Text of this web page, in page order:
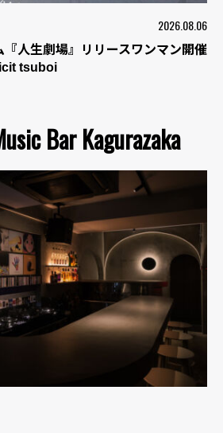
2026.08.06
人生劇場』リリースワンマン開催
tsuboi
Bar Kagurazaka